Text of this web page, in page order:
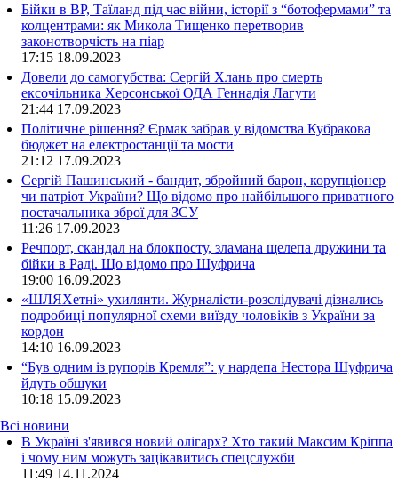
Бійки в ВР, Таїланд під час війни, історії з “ботофермами” та
колцентрами: як Микола Тищенко перетворив
законотворчість на піар
17:15 18.09.2023
Довели до самогубства: Сергій Хлань про смерть
ексочільника Херсонської ОДА Геннадія Лагути
21:44 17.09.2023
Політичне рішення? Єрмак забрав у відомства Кубракова
бюджет на електростанції та мости
21:12 17.09.2023
Сергій Пашинський - бандит, збройний барон, корупціонер
чи патріот України? Що відомо про найбільшого приватного
постачальника зброї для ЗСУ
11:26 17.09.2023
Речпорт, скандал на блокпосту, зламана щелепа дружини та
бійки в Раді. Що відомо про Шуфрича
19:00 16.09.2023
«ШЛЯХетні» ухилянти. Журналісти-розслідувачі дізнались
подробиці популярної схеми виїзду чоловіків з України за
кордон
14:10 16.09.2023
“Був одним із рупорів Кремля”: у нардепа Нестора Шуфрича
йдуть обшуки
10:18 15.09.2023
Всі новини
В Україні з'явився новий олігарх? Хто такий Максим Кріппа
і чому ним можуть зацікавитись спецслужби
11:49 14.11.2024